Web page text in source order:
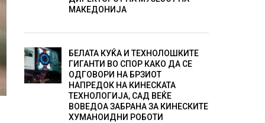
МАКЕДОНИЈА
БЕЛАТА КУЌА И ТЕХНОЛОШКИТЕ
ГИГАНТИ ВО СПОР КАКО ДА СЕ
ОДГОВОРИ НА БРЗИОТ
НАПРЕДОК НА КИНЕСКАТА
ТЕХНОЛОГИЈА, САД ВЕЌЕ
ВОВЕДОА ЗАБРАНА ЗА КИНЕСКИТЕ
ХУМАНОИДНИ РОБОТИ